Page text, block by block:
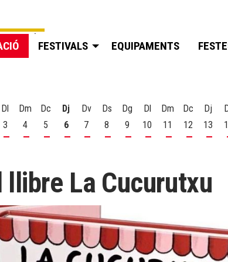
FESTIVALS EQUIPAMENTS
d'agost2 d'agost
Dl
3
Dilluns 3 d'agost
Dm
4
Dimarts 4 d'agost
Dc
5
Dimecres 5 d'agost
Dj
6
Dijous 6 d'agost
Dv
7
Divendres 7 d'agost
Ds
8
Dissabte 8 d'agost
Dg
9
Diumenge 9 d'agost
Dl
10
Dilluns 10 d'agost
Dm
11
Dimarts 11
Dc
12
Dimecres
Dj
13
La Cucurutxu